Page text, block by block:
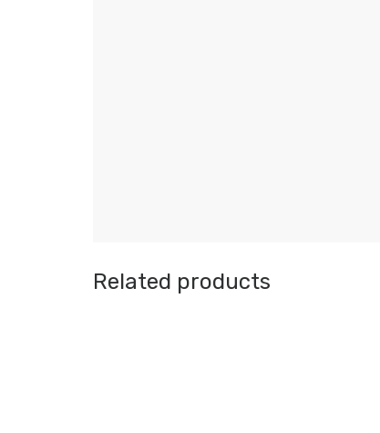
Related products